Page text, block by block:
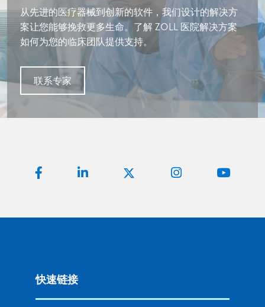
从先进的医疗器械到创新的软件，我们设计的解决方
案让您能够挽救更多生命。了解 ZOLL 医院解决方案
如何为您的临床团队提供支持。
联系专家
从先进的医疗器械到创新的软件，我们设计的解决方
案让您能够挽救更多生命。了解 ZOLL 医院解决方案
如何为您的临床团队提供支持。
联系专家
从先进的医疗器械到创新的软件，我们设计的解决方
案让您能够挽救更多生命。了解 ZOLL 医院解决方案
如何为您的临床团队提供支持。
联系专家
从先进的医疗器械到创新的软件，我们设计的解决方
案让您能够挽救更多生命。了解 ZOLL 医院解决方案
如何为您的临床团队提供支持。
联系专家
快速链接